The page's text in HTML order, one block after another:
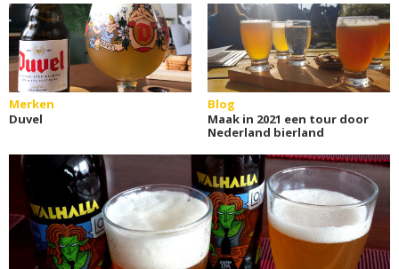
Merken
Duvel
Blog
Maak in 2021 een tour door
Nederland bierland